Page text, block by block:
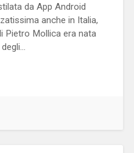
da App Android
anche in Italia,
Pietro Mollica era nata